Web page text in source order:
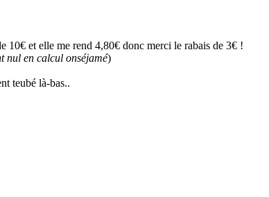
10€ et elle me rend 4,80€ donc merci le rabais de 3€ !
nul en calcul onséjamé)
teubé là-bas..